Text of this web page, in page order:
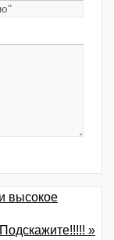
высокое
Подскажите!!!!! »